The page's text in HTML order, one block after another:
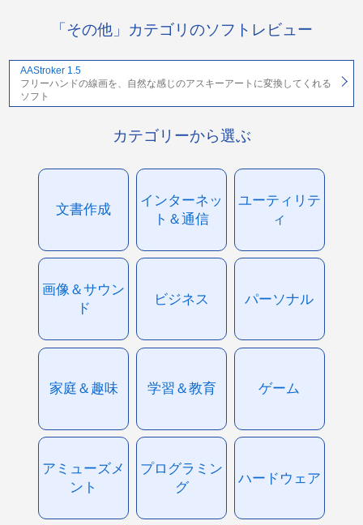
「その他」カテゴリのソフトレビュー
AAStroker 1.5
フリーハンドの線画を、自然な感じのアスキーアートに変換してくれる
ソフト
カテゴリーから選ぶ
文書作成
インターネッ
ト＆通信
ユーティリテ
ィ
画像＆サウン
ド
ビジネス パーソナル
家庭＆趣味 学習＆教育 ゲーム
アミューズメ
ント
プログラミン
グ
ハードウェア